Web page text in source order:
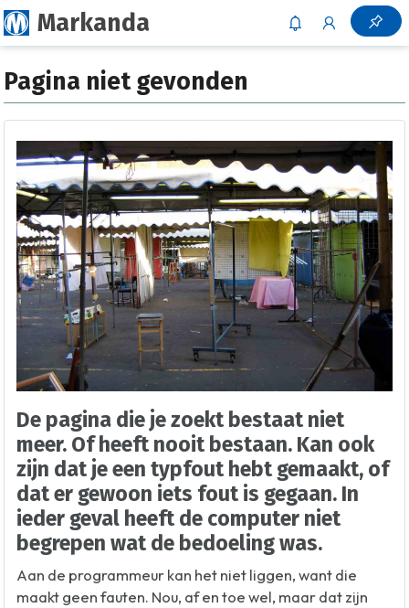
Markanda
Pagina niet gevonden
De pagina die je zoekt bestaat niet
meer. Of heeft nooit bestaan. Kan ook
zijn dat je een typfout hebt gemaakt, of
dat er gewoon iets fout is gegaan. In
ieder geval heeft de computer niet
begrepen wat de bedoeling was.
Aan de programmeur kan het niet liggen, want die
maakt geen fauten. Nou, af en toe wel, maar dat zijn